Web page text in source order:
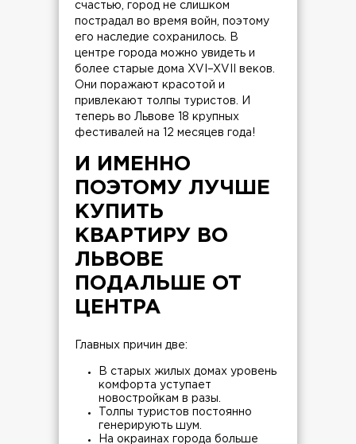
счастью, город не слишком
пострадал во время войн, поэтому
его наследие сохранилось. В
центре города можно увидеть и
более старые дома XVI–XVII веков.
Они поражают красотой и
привлекают толпы туристов. И
теперь во Львове 18 крупных
фестивалей на 12 месяцев года!
И ИМЕННО
ПОЭТОМУ ЛУЧШЕ
КУПИТЬ
КВАРТИРУ ВО
ЛЬВОВЕ
ПОДАЛЬШЕ ОТ
ЦЕНТРА
Главных причин две:
В старых жилых домах уровень
комфорта уступает
новостройкам в разы.
Толпы туристов постоянно
генерирують шум.
На окраинах города больше